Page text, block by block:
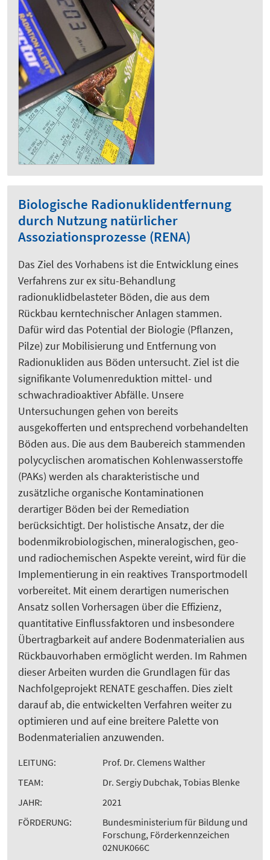
Biologische Radionuklidentfernung
durch Nutzung natürlicher
Assoziationsprozesse (RENA)
Das Ziel des Vorhabens ist die Entwicklung eines
Verfahrens zur ex situ-Behandlung
radionuklidbelasteter Böden, die aus dem
Rückbau kerntechnischer Anlagen stammen.
Dafür wird das Potential der Biologie (Pflanzen,
Pilze) zur Mobilisierung und Entfernung von
Radionukliden aus Böden untersucht. Ziel ist die
signifikante Volumenreduktion mittel- und
schwachradioaktiver Abfälle. Unsere
Untersuchungen gehen von bereits
ausgekofferten und entsprechend vorbehandelten
Böden aus. Die aus dem Baubereich stammenden
polycyclischen aromatischen Kohlenwasserstoffe
(PAKs) werden als charakteristische und
zusätzliche organische Kontaminationen
derartiger Böden bei der Remediation
berücksichtigt. Der holistische Ansatz, der die
bodenmikrobiologischen, mineralogischen, geo-
und radiochemischen Aspekte vereint, wird für die
Implementierung in ein reaktives Transportmodell
vorbereitet. Mit einem derartigen numerischen
Ansatz sollen Vorhersagen über die Effizienz,
quantitative Einflussfaktoren und insbesondere
Übertragbarkeit auf andere Bodenmaterialien aus
Rückbauvorhaben ermöglicht werden. Im Rahmen
dieser Arbeiten wurden die Grundlagen für das
Nachfolgeprojekt RENATE geschaffen. Dies zielt
darauf ab, die entwickelten Verfahren weiter zu
optimieren und auf eine breitere Palette von
Bodenmaterialien anzuwenden.
LEITUNG:
Prof. Dr. Clemens Walther
TEAM:
Dr. Sergiy Dubchak, Tobias Blenke
JAHR:
2021
FÖRDERUNG:
Bundesministerium für Bildung und
Forschung, Förderkennzeichen
02NUK066C